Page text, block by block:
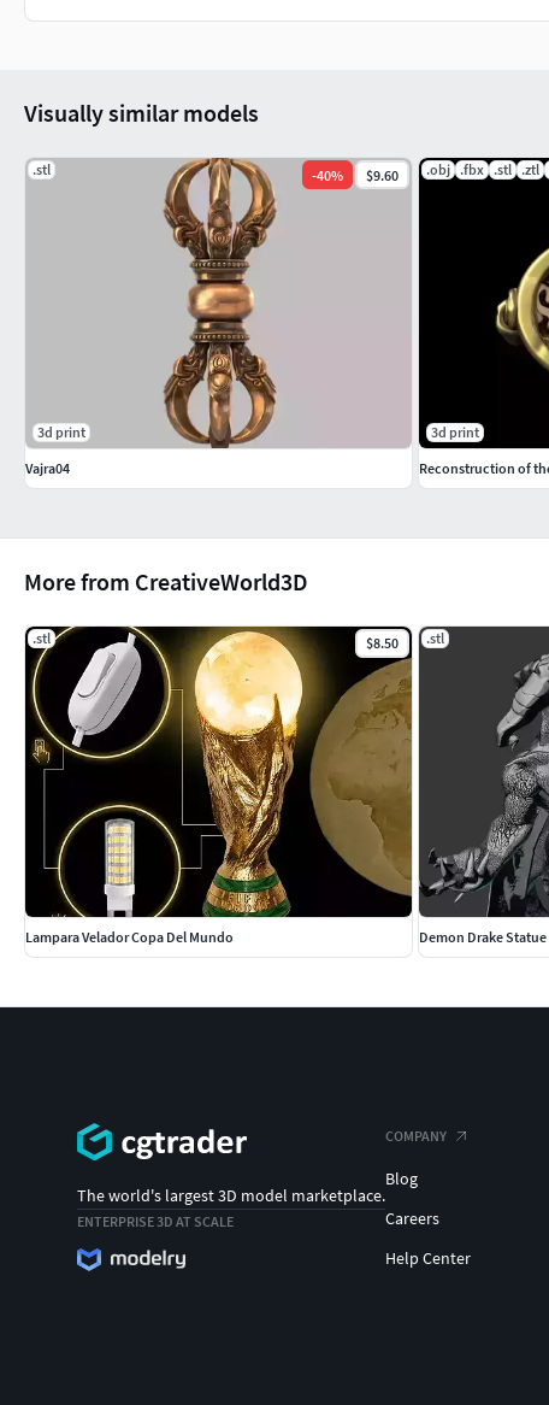
More from CreativeWorld3D
.stl $8.50
Lampara Velador Copa Del Mundo
.stl
Demon Drake Statue
Visually similar models
.stl -40% $9.60
3d print
Vajra04
.obj .fbx .stl .ztl
3d print
Reconstruction of
The world's largest 3D model marketplace.
ENTERPRISE 3D AT SCALE
COMPANY
Blog
Careers
Help Center